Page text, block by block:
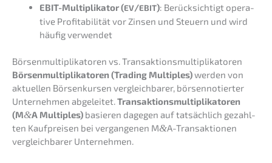
EBIT-Multi­pli­ka­tor (EV/EBIT): Berück­sich­tigt opera­
ti­ve Profi­ta­bi­li­tät vor Zinsen und Steuern und wird
häufig verwendet
Börsen­mul­ti­pli­ka­to­ren vs. Transaktionsmultiplikatoren
Börsen­mul­ti­pli­ka­to­ren (Trading Multi­ples)werden von
aktuel­len Börsen­kur­sen vergleich­ba­rer, börsen­no­tier­ter
Unter­neh­men abgelei­tet.Trans­ak­ti­ons­mul­ti­pli­ka­to­ren
(M&A Multi­ples) basie­ren dagegen auf tatsäch­lich gezahl­
ten Kaufprei­sen bei vergan­ge­nen M&A-Transaktionen
vergleich­ba­rer Unternehmen.